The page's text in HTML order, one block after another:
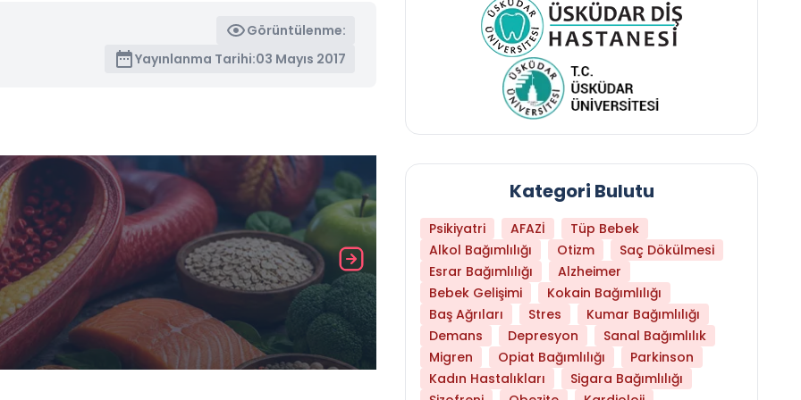
Görüntülenme:
Yayınlanma Tarihi:03 Mayıs 2017
Daha Az Protein Tüketmek Yaşlanmayı
Kategori Bulutu
Psikiyatri AFAZİ
Tüp Bebek
Alkol Bağımlılığı
Otizm
Saç Dökülmesi
Esrar Bağımlılığı
Alzheimer
Bebek Gelişimi
Kokain Bağımlılığı
Baş Ağrıları
Stres
Kumar Bağımlılığı
Demans
Depresyon
Sanal Bağımlılık
Migren
Opiat Bağımlılığı
Parkinson
Kadın Hastalıkları
Sigara Bağımlılığı